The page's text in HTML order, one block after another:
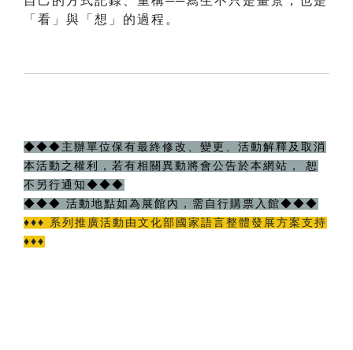
「看」與「想」的過程。
◆◆◆主辦單位保有最終修改、變更、活動解釋及取消
本活動之權利，若有相關異動將會公告於本網站， 恕
不另行通知◆◆◆
◆◆◆ 活動地點如為展館內，需自行購票入館◆◆◆
♦♦♦ 系列推廣活動由文化部國家語言整體發展方案支持
♦♦♦